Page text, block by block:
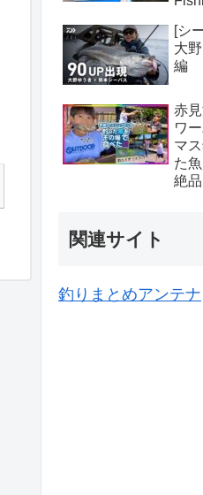
[シ
大
編
赤
ワ
マ
た
絶
関連サイト
釣りまとめアンテナ